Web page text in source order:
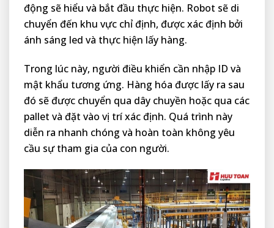
động sẽ hiểu và bắt đầu thực hiện. Robot sẽ di
chuyển đến khu vực chỉ định, được xác định bởi
ánh sáng led và thực hiện lấy hàng.
Trong lúc này, người điều khiển cần nhập ID và
mật khẩu tương ứng. Hàng hóa được lấy ra sau
đó sẽ được chuyển qua dây chuyền hoặc qua các
pallet và đặt vào vị trí xác định. Quá trình này
diễn ra nhanh chóng và hoàn toàn không yêu
cầu sự tham gia của con người.